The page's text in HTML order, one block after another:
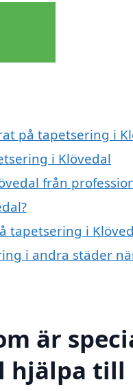
på tapetsering i
i Klövedal
från
tapetsering i
i andra städer
är
hjälpa till